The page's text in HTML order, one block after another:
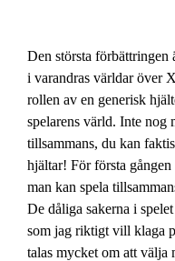
Den största förbättringen
i varandras världar över
rollen av en generisk
spelarens värld. Inte nog
tillsammans, du kan
hjältar! För första
man kan spela
De dåliga sakerna i
som jag riktigt vill klaga
talas mycket om att välja